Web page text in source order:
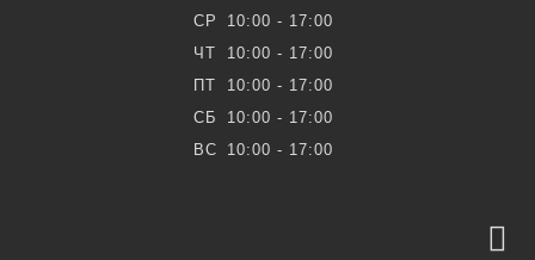
СР
10:00 - 17:00
ЧТ
10:00 - 17:00
ПТ
10:00 - 17:00
СБ
10:00 - 17:00
ВС
10:00 - 17:00